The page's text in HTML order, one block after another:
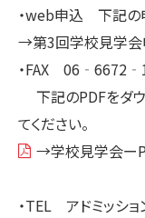
・web申込 下記の
→第3回学校見学会
・FAX
下記のPDFをダウ
てください。
→学校見学会ー
・TEL アドミッシ